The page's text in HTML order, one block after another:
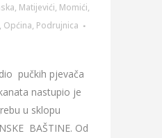
, Matijevići, Momići,
, Općina, Podrujnica
pučkih pjevača
nastupio je
u sklopu
BAŠTINE. Od